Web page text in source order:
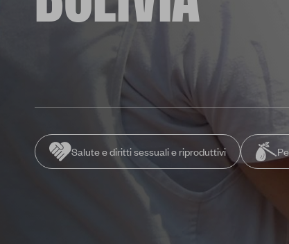
Salute e diritti sessuali e riproduttivi